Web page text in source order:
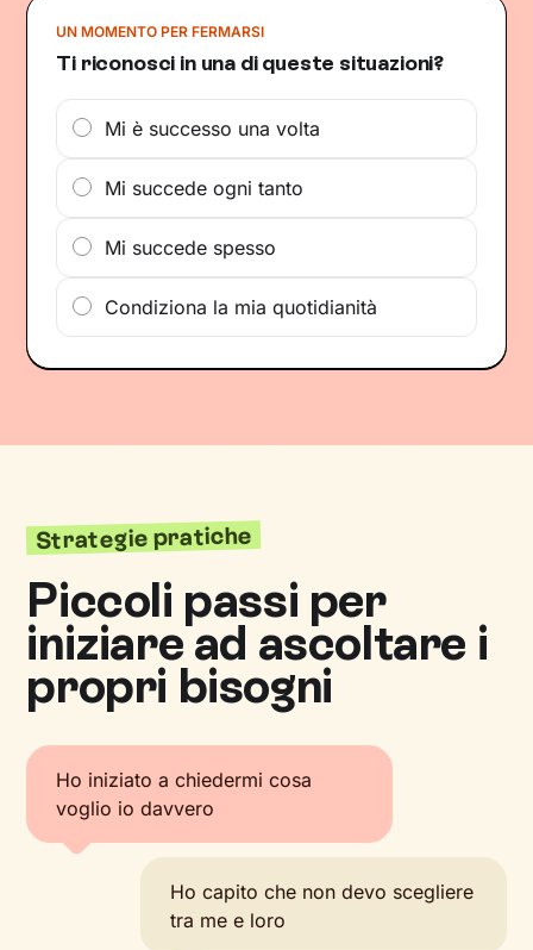
UN MOMENTO PER FERMARSI
Ti riconosci in una di queste situazioni?
Mi è successo una volta
Mi succede ogni tanto
Mi succede spesso
Condiziona la mia quotidianità
Strategie pratiche
Piccoli passi per
iniziare ad ascoltare i
propri bisogni
Ho iniziato a chiedermi cosa
voglio io davvero
Ho capito che non devo scegliere
tra me e loro